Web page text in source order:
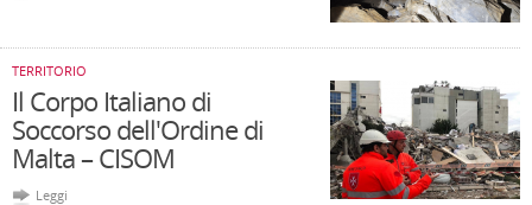
TERRITORIO
Il Corpo Italiano di
Soccorso dell'Ordine di
Malta – CISOM
Leggi